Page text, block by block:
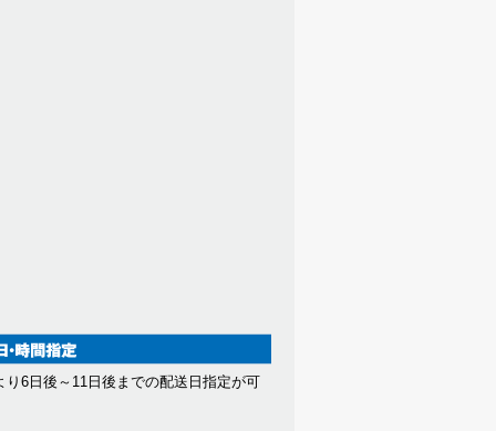
り6日後～11日後までの配送日指定が可